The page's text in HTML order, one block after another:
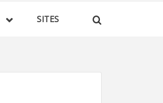
SITES